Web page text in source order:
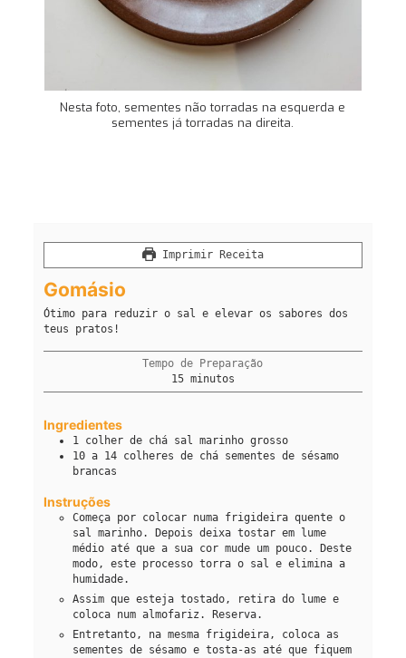
Nesta foto, sementes não torradas na esquerda e
sementes já torradas na direita.
Imprimir Receita
Gomásio
Ótimo para reduzir o sal e elevar os sabores dos
teus pratos!
Tempo de Preparação
15minutos
minutos
Ingredientes
1 colher de chá sal marinho grosso
10 a 14 colheres de chá sementes de sésamo
brancas
Instruções
Começa por colocar numa frigideira quente o
sal marinho. Depois deixa tostar em lume
médio até que a sua cor mude um pouco. Deste
modo, este processo torra o sal e elimina a
humidade.
Assim que esteja tostado, retira do lume e
coloca num almofariz. Reserva.
Entretanto, na mesma frigideira, coloca as
sementes de sésamo e tosta-as até que fiquem